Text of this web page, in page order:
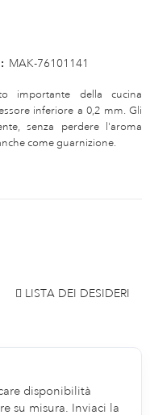
MAK-76101141
importante della cucina
inferiore a 0,2 mm. Gli
senza perdere l'aroma
come guarnizione.
LISTA DEI DESIDERI
disponibilità
su misura. Inviaci la